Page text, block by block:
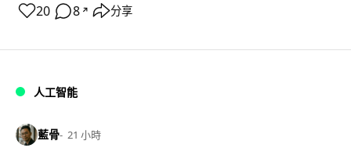
20 8 ↗ 分享
人工智能
藍骨 21 小時